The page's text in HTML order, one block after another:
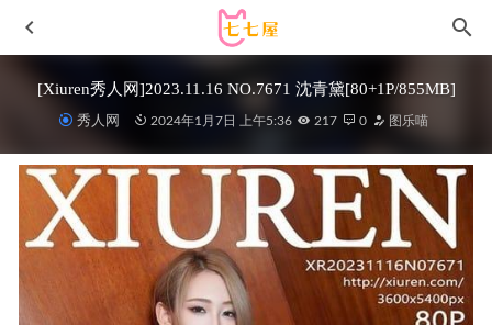
[Xiuren秀人网]2023.11.16 NO.7671 沈青黛[80+1P/855MB]
秀人网 2024年1月7日 上午5:36 217 0 图乐喵
Tina很妖孽呀 – NO.38 定制福利 [30P2V-594MB]
23天前